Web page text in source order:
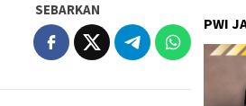
SEBARKAN
PWI